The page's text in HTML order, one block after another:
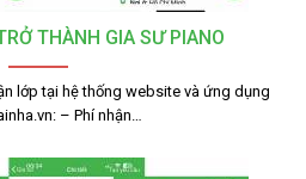
THÀNH GIA SƯ PIANO
lớp tại hệ thống website và ứng dụng
– Phí nhận…